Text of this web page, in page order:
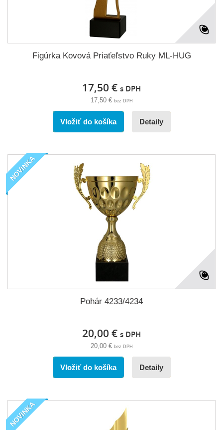
Figúrka Kovová Priaťeľstvo Ruky ML-HUG
17,50 € s DPH
17,50 € bez DPH
Vložiť do košíka Detaily
NOVINKA
Pohár 4233/4234
20,00 € s DPH
20,00 € bez DPH
Vložiť do košíka Detaily
NOVINKA